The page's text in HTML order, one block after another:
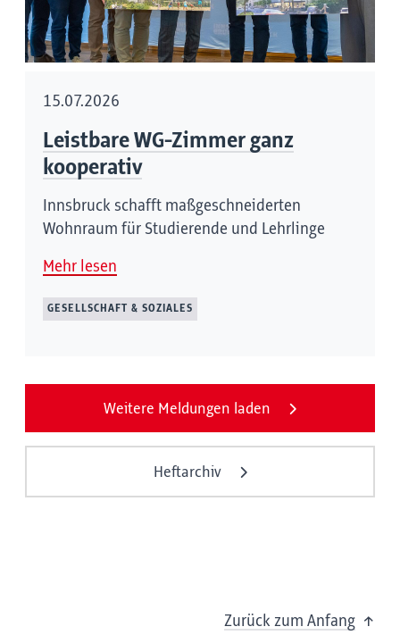
15.07.2026
Leistbare WG-Zimmer ganz
kooperativ
Innsbruck schafft maßgeschneiderten
Wohnraum für Studierende und Lehrlinge
Mehr lesen
GESELLSCHAFT & SOZIALES
Weitere Meldungen laden
Heftarchiv
Zurück zum Anfang